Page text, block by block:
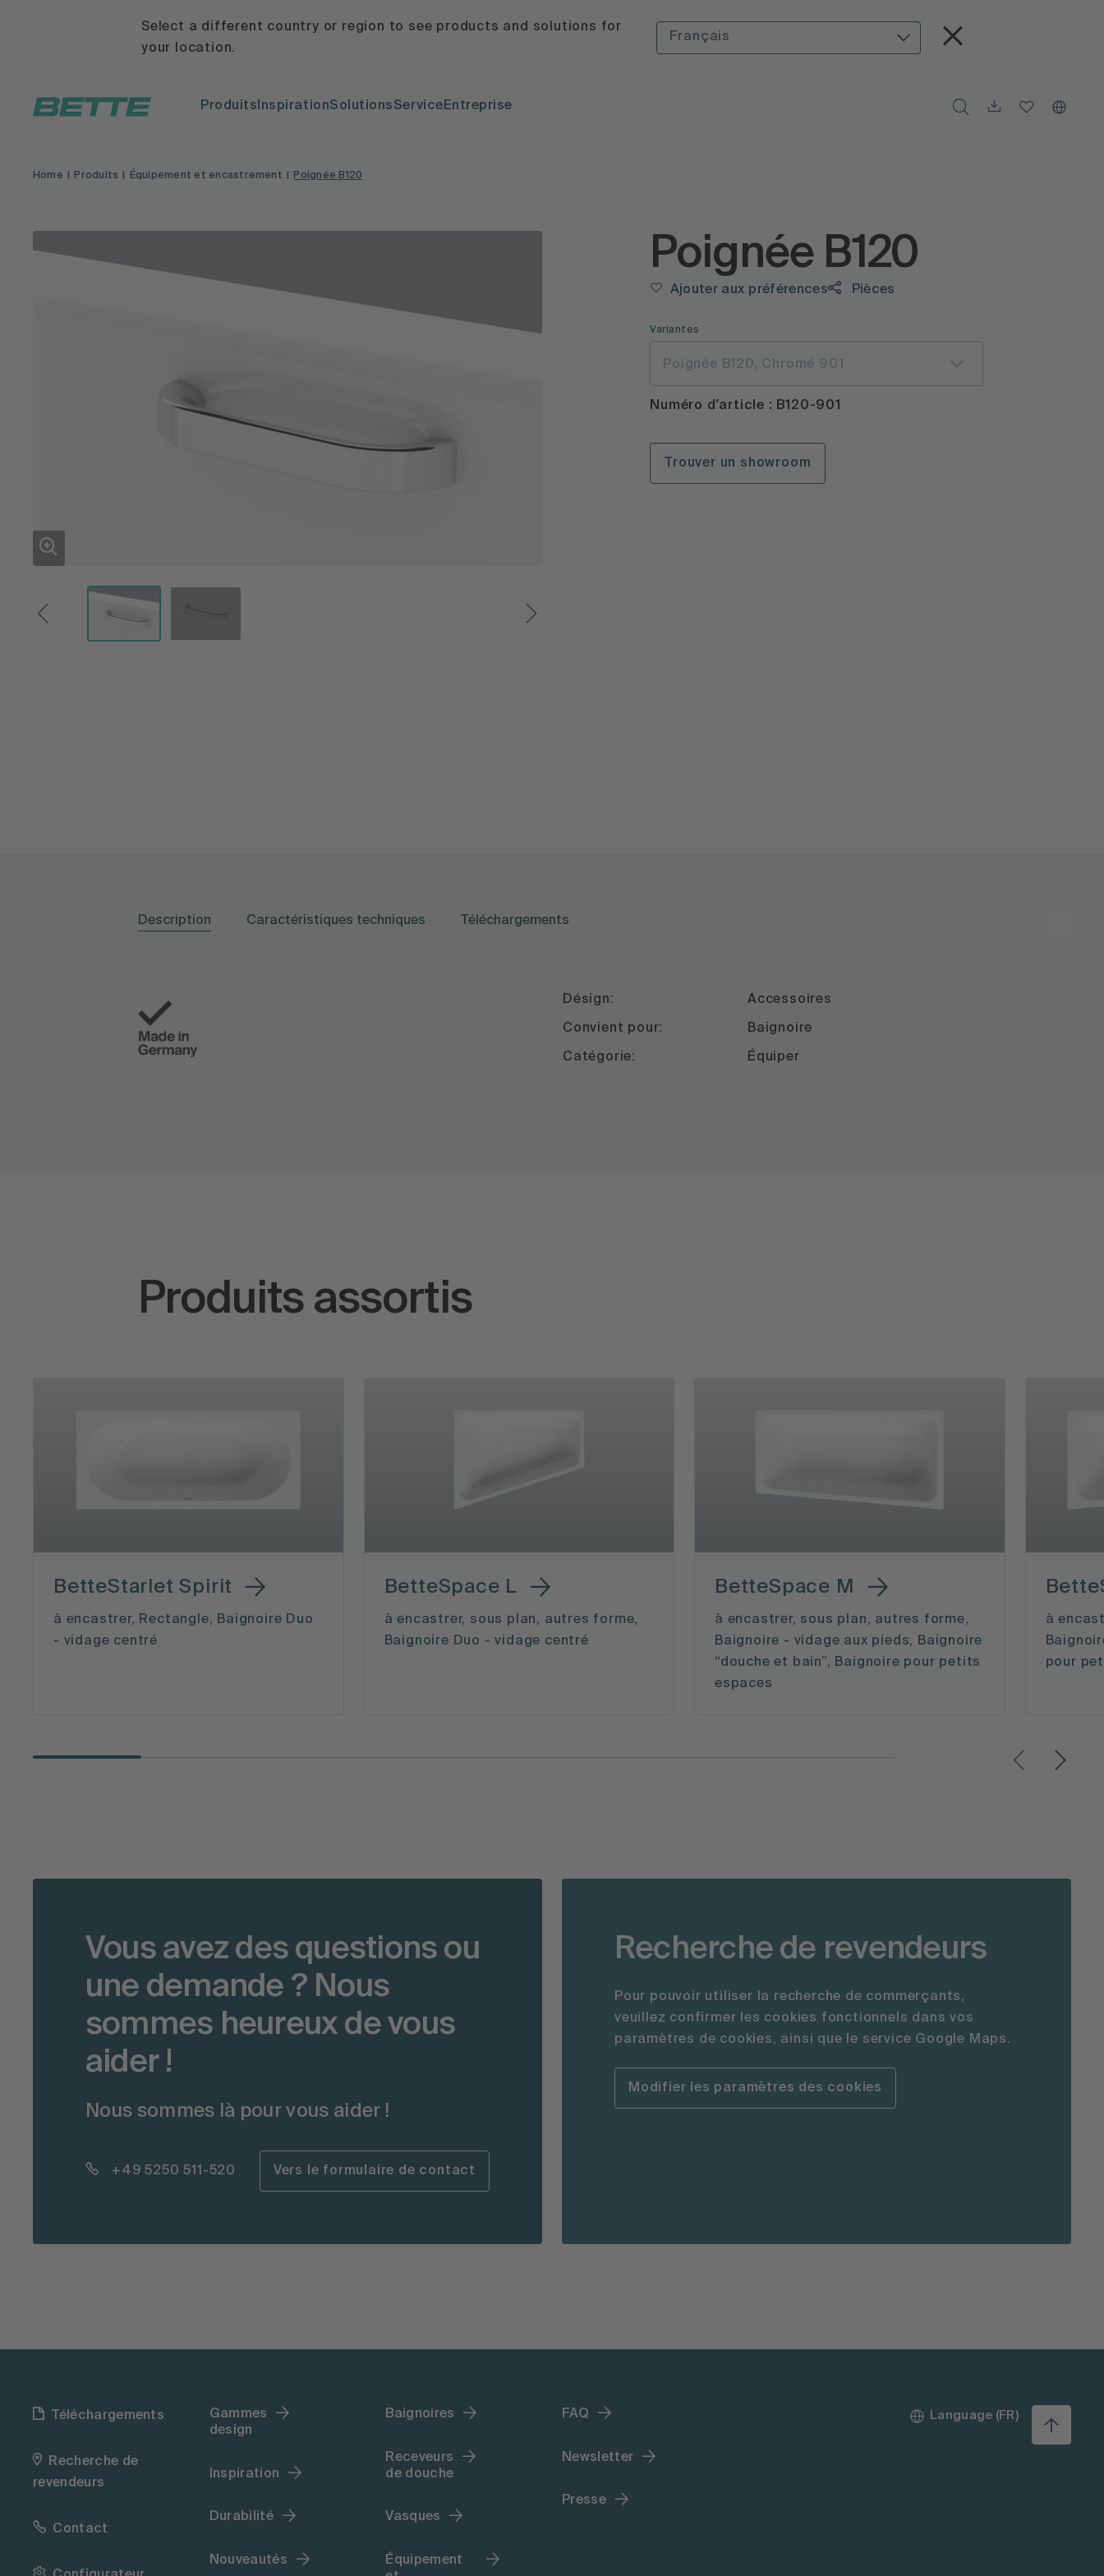
Select a different country or region to see products and solutions for
your location.
Français
ProduitsInspirationSolutionsServiceEntreprise
Home Produits Équipement et encastrement Poignée B120
Poignée B120
Ajouter aux préférences Pièces
Variantes
Poignée B120, Chromé 901
Numéro d'article : B120-901
Trouver un showroom
Description Caractéristiques techniques Téléchargements
Désign: Accessoires
Convient pour: Baignoire
Catégorie: Équiper
Produits assortis
BetteStarlet Spirit
à encastrer, Rectangle, Baignoire Duo
- vidage centré
BetteSpace L
à encastrer, sous plan, autres forme,
Baignoire Duo - vidage centré
BetteSpace M
à encastrer, sous plan, autres forme,
Baignoire - vidage aux pieds, Baignoire
“douche et bain”, Baignoire pour petits
espaces
à
pour
Vous avez des questions ou
une demande ? Nous
sommes heureux de vous
aider !
Nous sommes là pour vous aider !
+49 5250 511-520 Vers le formulaire de contact
Recherche de revendeurs
Pour pouvoir utiliser la recherche de commerçants,
veuillez confirmer les cookies fonctionnels dans vos
paramètres de cookies, ainsi que le service Google Maps.
Modifier les paramètres des cookies
Téléchargements
Recherche de
revendeurs
Contact
Gammes
design
Inspiration
Durabilité
Nouveautés
Baignoires
Receveurs
de douche
Vasques
Équipement
FAQ
Newsletter
Presse
Language (FR)